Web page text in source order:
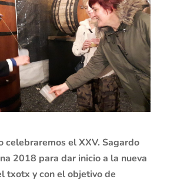
celebraremos el XXV. Sagardo
2018 para dar inicio a la nueva
txotx y con el objetivo de